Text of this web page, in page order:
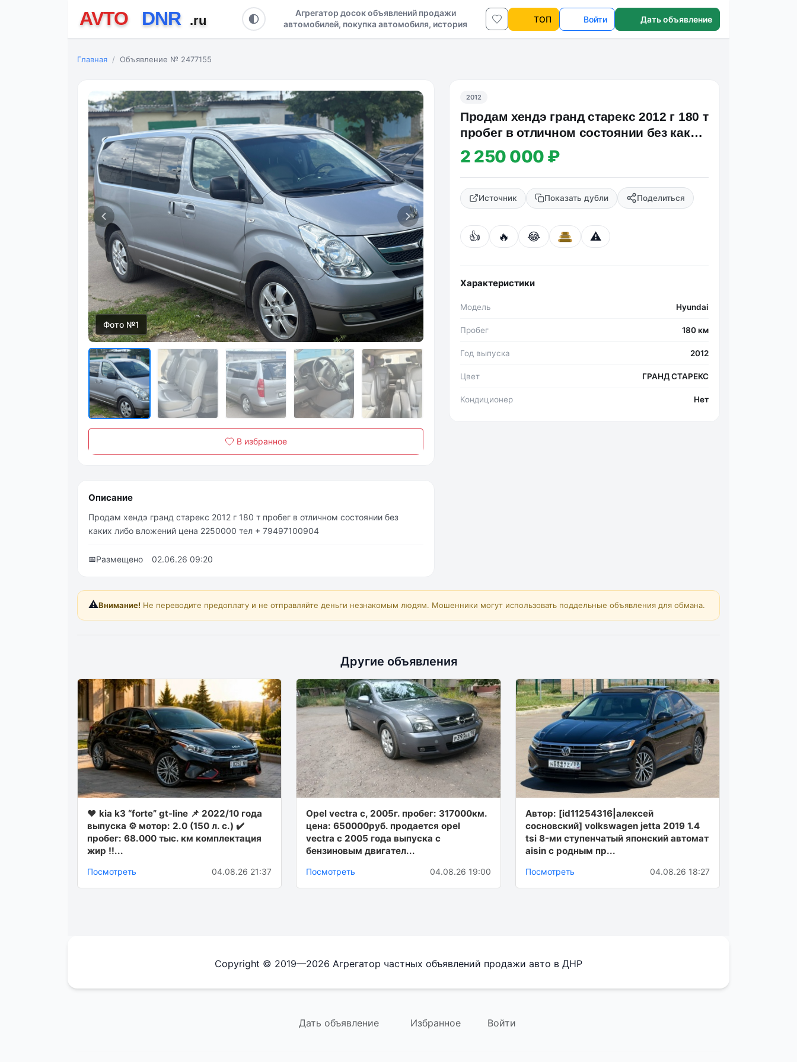
Агрегатор досок объявлений продажи
автомобилей, покупка автомобиля, история
авто в ДНР и ЛНР
ТОП Войти Дать объявление
Главная Объявление № 2477155
Фото №1
В избранное
2012
Продам хендэ гранд старекс 2012 г 180 т
пробег в отличном состоянии без каких
либо вложени…
2 250 000 ₽
Источник Показать дубли Поделиться
👍 🔥 😂 ⚠️
Характеристики
Модель Hyundai
Пробег 180 км
Год выпуска 2012
Цвет ГРАНД СТАРЕКС
Кондиционер Нет
Описание
Продам хендэ гранд старекс 2012 г 180 т пробег в отличном состоянии без
каких либо вложений цена 2250000 тел + 79497100904
📅Размещено 02.06.26 09:20
⚠️Внимание! Не переводите предоплату и не отправляйте деньги незнакомым людям. Мошенники могут использовать поддельные объявления для обмана.
Другие объявления
❤️ kia k3 “forte” gt-line 📌 2022/10 года
выпуска ⚙️ мотор: 2.0 (150 л. с.) ✔️
пробег: 68.000 тыс. км комплектация
жир ‼️...
Посмотреть 04.08.26 21:37
Opel vectra c, 2005г. пробег: 317000км.
цена: 650000руб. продается opel
vectra c 2005 года выпуска с
бензиновым двигател...
Посмотреть 04.08.26 19:00
Автор: [id11254316|алексей
сосновский] volkswаgen jettа 2019 1.4
tsi 8-ми cтупенчaтый япoнcкий aвтoмaт
аisin с poдным пp...
Посмотреть 04.08.26 18:27
Copyright © 2019—2026 Агрегатор частных объявлений продажи авто в ДНР
Дать объявление Избранное Войти